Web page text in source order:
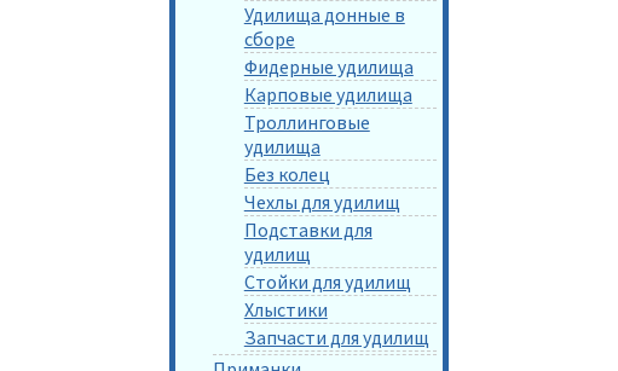
Удилища донные в
сборе
Фидерные удилища
Карповые удилища
Троллинговые
удилища
Без колец
Чехлы для удилищ
Подставки для
удилищ
Стойки для удилищ
Хлыстики
Запчасти для удилищ